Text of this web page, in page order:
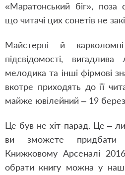
«Маратонський біг», поза
що читачі цих сонетів не
Майстерні й
підсвідомості,
мелодика та інші фірмові
вкотре приходять до її
майже ювілейний – 19
Це був не хіт-парад. Це –
ви зможете
Книжковому Арсеналі
обрати книгу можна у